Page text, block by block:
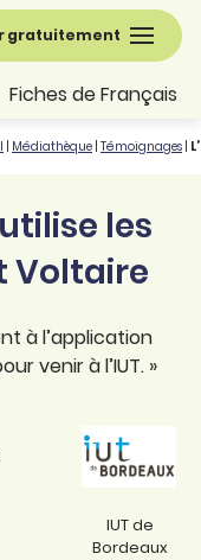
gratuitement
Fiches de Français
Médiathèque Témoignages
les
Voltaire
à l’application
venir à l’IUT. »
IUT de
Bordeaux